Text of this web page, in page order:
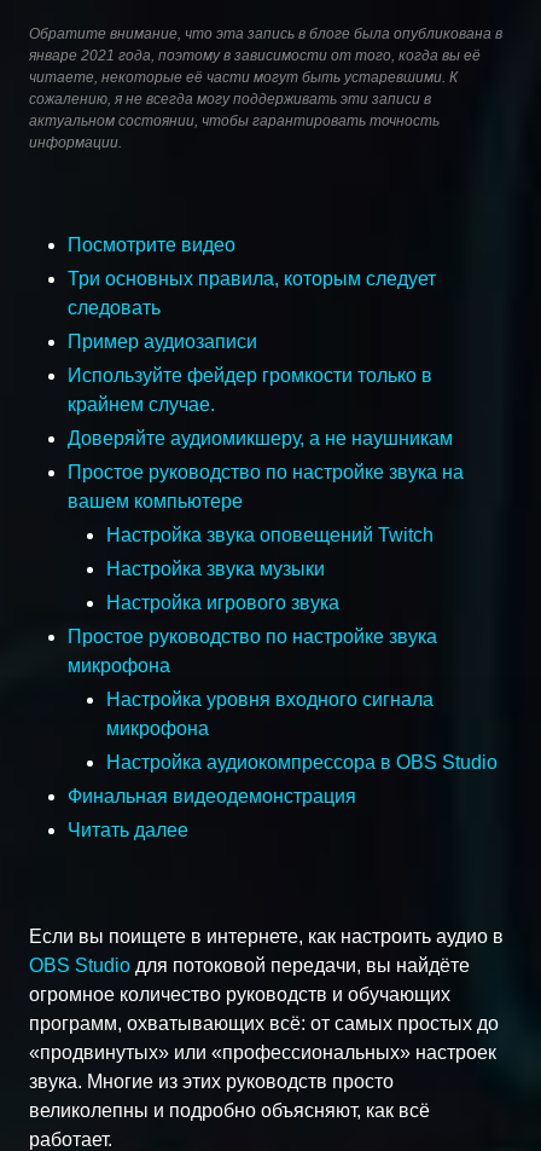
Обратите внимание, что эта запись в блоге была опубликована в
январе 2021 года, поэтому в зависимости от того, когда вы её
читаете, некоторые её части могут быть устаревшими. К
сожалению, я не всегда могу поддерживать эти записи в
актуальном состоянии, чтобы гарантировать точность
информации.
Посмотрите видео
Три основных правила, которым следует
следовать
Пример аудиозаписи
Используйте фейдер громкости только в
крайнем случае.
Доверяйте аудиомикшеру, а не наушникам
Простое руководство по настройке звука на
вашем компьютере
Настройка звука оповещений Twitch
Настройка звука музыки
Настройка игрового звука
Простое руководство по настройке звука
микрофона
Настройка уровня входного сигнала
микрофона
Настройка аудиокомпрессора в OBS Studio
Финальная видеодемонстрация
Читать далее
Если вы поищете в интернете, как настроить аудио в
OBS Studio для потоковой передачи, вы найдёте
огромное количество руководств и обучающих
программ, охватывающих всё: от самых простых до
«продвинутых» или «профессиональных» настроек
звука. Многие из этих руководств просто
великолепны и подробно объясняют, как всё
работает.